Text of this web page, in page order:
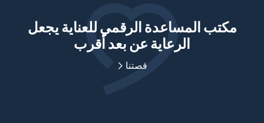
مكتب المساعدة الرقمي للعناية يجعل
الرعاية عن بعد أقرب
قصتنا